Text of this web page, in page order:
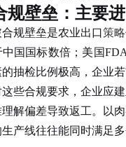
规壁垒：主要
壁垒是农业出口策略
国国标数倍；美国
抽检比例极高，企业
合规要求，企业应建
解偏差导致返工。以
产线往往能同时满足